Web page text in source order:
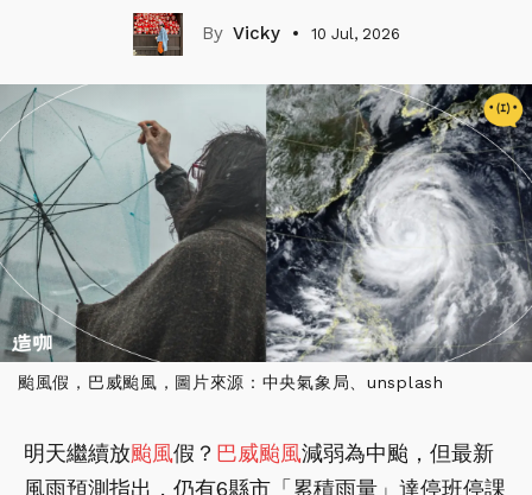
Vicky 10 Jul, 2026
颱風假，巴威颱風，圖片來源：中央氣象局、unsplash
明天繼續放颱風假？ 巴威颱風減弱為中颱，但最新
風雨預測指出，仍有6縣市「累積雨量」達停班停課